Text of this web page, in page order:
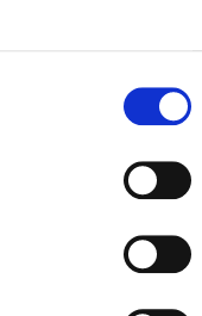
LÆS MERE